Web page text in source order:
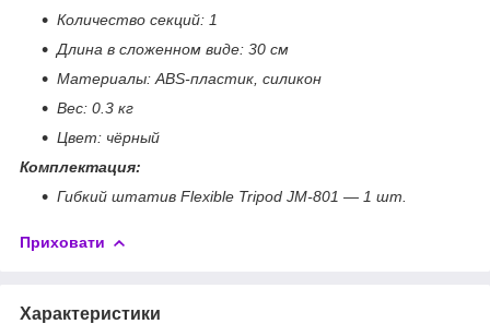
Количество секций: 1
Длина в сложенном виде: 30 см
Материалы: ABS-пластик, силикон
Вес: 0.3 кг
Цвет: чёрный
Комплектация:
Гибкий штатив Flexible Tripod JM-801 — 1 шт.
Приховати
Характеристики